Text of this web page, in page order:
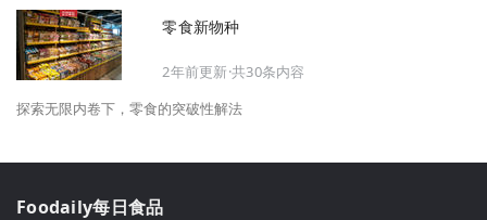
零食新物种
2年前更新·共30条内容
探索无限内卷下，零食的突破性解法
Foodaily每日食品